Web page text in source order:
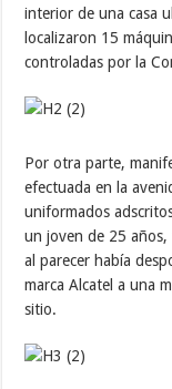
interior de una casa
localizaron 15
controladas por la
Por otra parte,
efectuada en la
uniformados
un joven de 25
al parecer había
marca Alcatel a una
sitio.